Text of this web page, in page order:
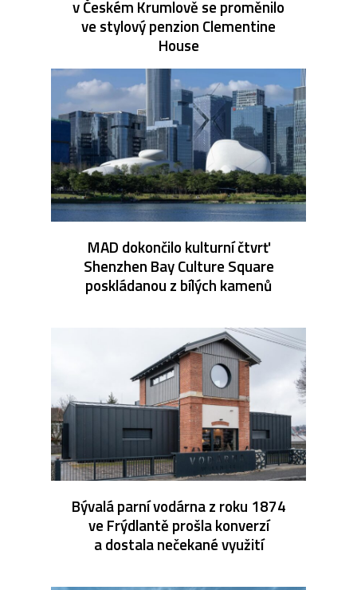
v Českém Krumlově se proměnilo
ve stylový penzion Clementine
House
MAD dokončilo kulturní čtvrť
Shenzhen Bay Culture Square
poskládanou z bílých kamenů
Bývalá parní vodárna z roku 1874
ve Frýdlantě prošla konverzí
a dostala nečekané využití